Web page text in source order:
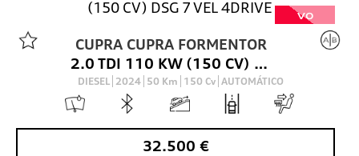
VO
CUPRA CUPRA FORMENTOR
2.0 TDI 110 KW (150 CV) DSG 7 VEL 4DRIVE
DIESEL 2024 50 Km 150 Cv AUTOMÁTICO
32.500 €